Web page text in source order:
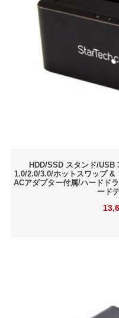
HDD/SSD スタンド/USB
1.0/2.0/3.0/ホットスワップ &
ACアダプター付属/ハードド
ード